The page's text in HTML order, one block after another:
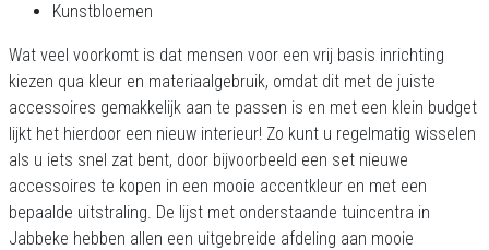
Kunstbloemen
Wat veel voorkomt is dat mensen voor een vrij basis inrichting
kiezen qua kleur en materiaalgebruik, omdat dit met de juiste
accessoires gemakkelijk aan te passen is en met een klein budget
lijkt het hierdoor een nieuw interieur! Zo kunt u regelmatig wisselen
als u iets snel zat bent, door bijvoorbeeld een set nieuwe
accessoires te kopen in een mooie accentkleur en met een
bepaalde uitstraling. De lijst met onderstaande tuincentra in
Jabbeke hebben allen een uitgebreide afdeling aan mooie